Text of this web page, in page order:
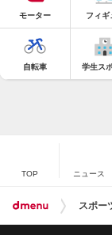
モーター フィギ
自転車 学生ス
TOP ニュース
スポー